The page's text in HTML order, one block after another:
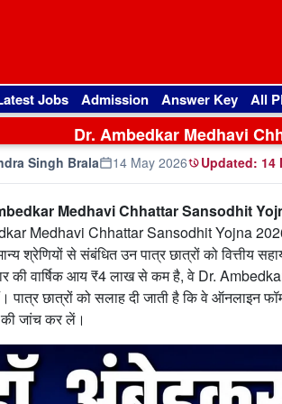
Jobs Admission Answer Key All
Dr. Ambedkar Medhavi
Singh Brala 14 May 2026 Updated: 14
Medhavi Chhattar Sansodhit
Medhavi Chhattar Sansodhit Yojna
श्रेणियों से संबंधित उन पात्र छात्रों को वित्तीय
की वार्षिक आय ₹4 लाख से कम है, वे Dr.
छात्रों को सलाह दी जाती है कि वे ऑनलाइन
की जांच कर लें।